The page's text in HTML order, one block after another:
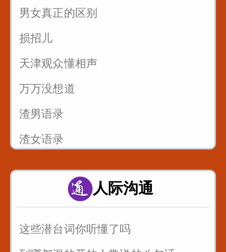
3
反复练习1w遍_主播基本功_直播话术
4
反复练习1w遍_主播基本功_直播话术
男女真正的区别
损招儿
天津观众懂相声
万万没想道
渣男语录
渣女语录
假戏假做_真热闹_哈哈
人际沟通
这些潜台词你听懂了吗